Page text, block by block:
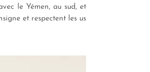
le Yémen, au sud, et
et respectent les us